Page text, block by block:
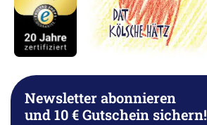
Newsletter abonnieren
und 10 € Gutschein sichern!